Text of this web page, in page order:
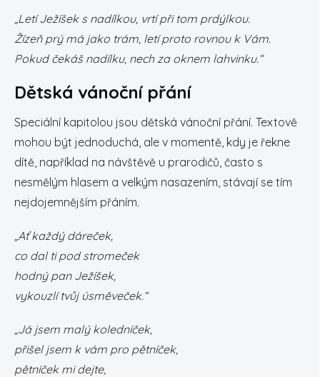
„Letí Ježíšek s nadílkou, vrtí při tom prdýlkou.
Žízeň prý má jako trám, letí proto rovnou k Vám.
Pokud čekáš nadílku, nech za oknem lahvinku.“
Dětská vánoční přání
Speciální kapitolou jsou dětská vánoční přání. Textově
mohou být jednoduchá, ale v momentě, kdy je řekne
dítě, například na návštěvě u prarodičů, často s
nesmělým hlasem a velkým nasazením, stávají se tím
nejdojemnějším přáním.
„Ať každý dáreček,
co dal ti pod stromeček
hodný pan Ježíšek,
vykouzlí tvůj úsměveček.“
„Já jsem malý koledníček,
přišel jsem k vám pro pětníček,
pětníček mi dejte,